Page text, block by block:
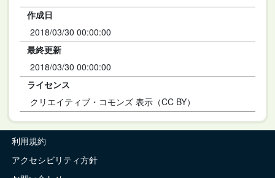
作成日
2018/03/30 00:00:00
最終更新
2018/03/30 00:00:00
ライセンス
クリエイティブ・コモンズ 表示（CC BY）
利用規約
アクセシビリティ方針